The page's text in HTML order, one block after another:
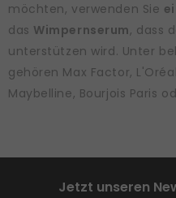
möchten, verwenden Sie
das Wimpernserum, dass
unterstützen wird. Unter
gehören Max Factor,
Maybelline, Bourjois Paris
Jetzt unseren